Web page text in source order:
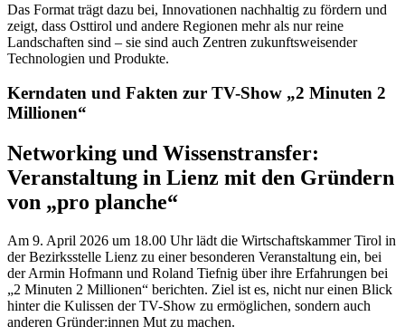
Das Format trägt dazu bei, Innovationen nachhaltig zu fördern und
zeigt, dass Osttirol und andere Regionen mehr als nur reine
Landschaften sind – sie sind auch Zentren zukunftsweisender
Technologien und Produkte.
Kerndaten und Fakten zur TV-Show „2 Minuten 2
Millionen“
Networking und Wissenstransfer:
Veranstaltung in Lienz mit den Gründern
von „pro planche“
Am 9. April 2026 um 18.00 Uhr lädt die Wirtschaftskammer Tirol in
der Bezirksstelle Lienz zu einer besonderen Veranstaltung ein, bei
der Armin Hofmann und Roland Tiefnig über ihre Erfahrungen bei
„2 Minuten 2 Millionen“ berichten. Ziel ist es, nicht nur einen Blick
hinter die Kulissen der TV-Show zu ermöglichen, sondern auch
anderen Gründer:innen Mut zu machen.